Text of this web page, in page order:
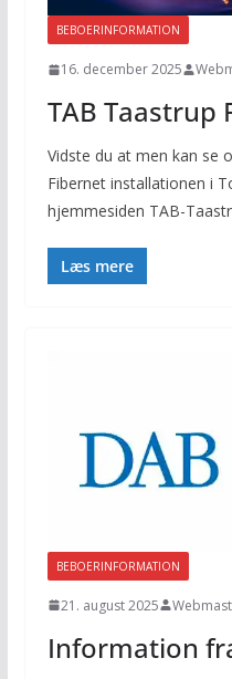
BEBOERINFORMATION
16. december 2025
TAB Taastrup
Vidste du at men kan se
Fibernet installationen i
hjemmesiden TAB-
Læs mere
BEBOERINFORMATION
21. august 2025
Information